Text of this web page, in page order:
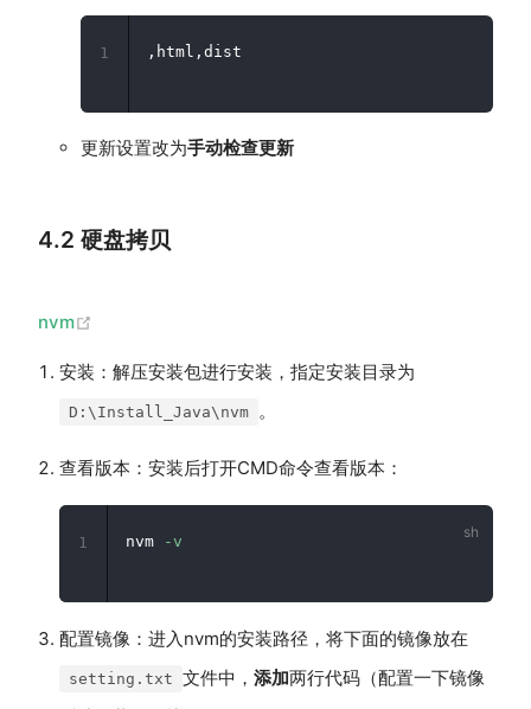
1
更新设置改为手动检查更新
4.2 硬盘拷贝
nvm
安装：解压安装包进行安装，指定安装目录为
D:\Install_Java\nvm 。
查看版本：安装后打开CMD命令查看版本：
nvm -v
1
配置镜像：进入nvm的安装路径，将下面的镜像放在
setting.txt 文件中， 添加两行代码（配置一下镜像